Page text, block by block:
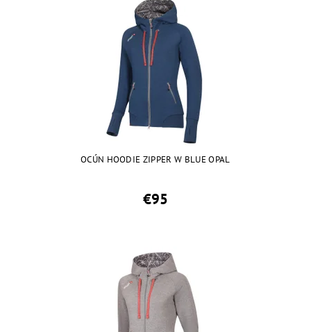
OCÚN HOODIE ZIPPER W BLUE OPAL
€95